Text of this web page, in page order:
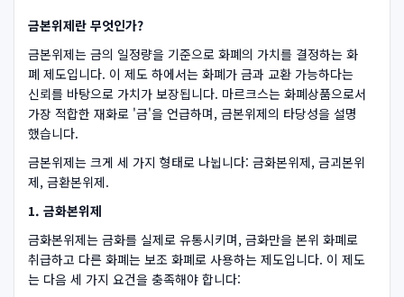
금본위제란 무엇인가?
금본위제는 금의 일정량을 기준으로 화폐의 가치를 결정하는 화
폐 제도입니다. 이 제도 하에서는 화폐가 금과 교환 가능하다는
신뢰를 바탕으로 가치가 보장됩니다. 마르크스는 화폐상품으로서
가장 적합한 재화로 '금'을 언급하며, 금본위제의 타당성을 설명
했습니다.
금본위제는 크게 세 가지 형태로 나뉩니다: 금화본위제, 금괴본위
제, 금환본위제.
1. 금화본위제
금화본위제는 금화를 실제로 유통시키며, 금화만을 본위 화폐로
취급하고 다른 화폐는 보조 화폐로 사용하는 제도입니다. 이 제도
는 다음 세 가지 요건을 충족해야 합니다: